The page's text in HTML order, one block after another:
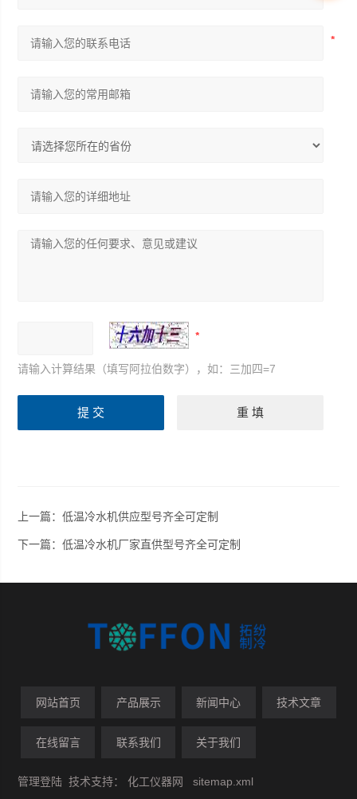
请输入计算结果（填写阿拉伯数字），如：三加四=7
上一篇：低温冷水机供应型号齐全可定制
下一篇：低温冷水机厂家直供型号齐全可定制
网站首页 产品展示 新闻中心 技术文章
在线留言 联系我们 关于我们
管理登陆 技术支持：化工仪器网 sitemap.xml